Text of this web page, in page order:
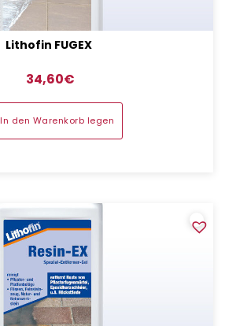
Lithofin FUGEX
€
34,60
In den Warenkorb legen